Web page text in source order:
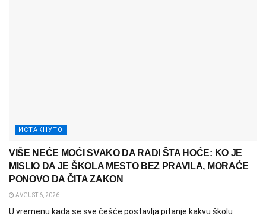
ИСТАКНУТО
VIŠE NEĆE MOĆI SVAKO DA RADI ŠTA HOĆE: KO JE
MISLIO DA JE ŠKOLA MESTO BEZ PRAVILA, MORAĆE
PONOVO DA ČITA ZAKON
AVGUST 6, 2026
U vremenu kada se sve češće postavlja pitanje kakvu školu